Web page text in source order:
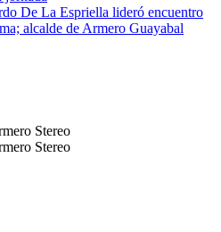
De La Espriella lideró encuentro
alcalde de Armero Guayabal